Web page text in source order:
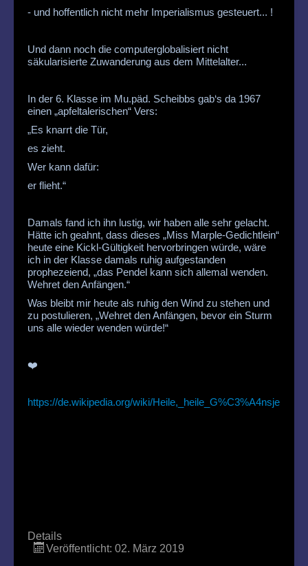
- und hoffentlich nicht mehr Imperialismus gesteuert... !
Und dann noch die computerglobalisiert nicht
säkularisierte Zuwanderung aus dem Mittelalter...
In der 6. Klasse im Mu.päd. Scheibbs gab‘s da 1967
einen „apfeltalerischen“ Vers:
„Es knarrt die Tür,
es zieht.
Wer kann dafür:
er flieht.“
Damals fand ich ihn lustig, wir haben alle sehr gelacht.
Hätte ich geahnt, dass dieses „Miss Marple-Gedichtlein“
heute eine Kickl-Gültigkeit hervorbringen würde, wäre
ich in der Klasse damals ruhig aufgestanden
prophezeiend, „das Pendel kann sich allemal wenden.
Wehret den Anfängen.“
Was bleibt mir heute als ruhig den Wind zu stehen und
zu postulieren, „Wehret den Anfängen, bevor ein Sturm
uns alle wieder wenden würde!“
❤️
https://de.wikipedia.org/wiki/Heile,_heile_G%C3%A4nsje
Details
Veröffentlicht: 02. März 2019